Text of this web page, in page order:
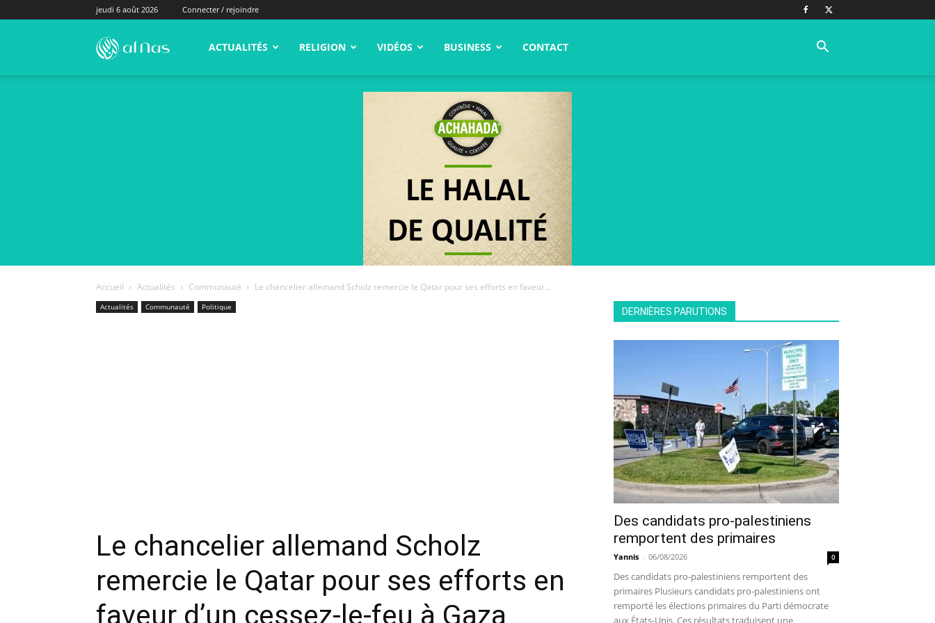
jeudi 6 août 2026 Connecter / rejoindre
alNas.fr ACTUALITÉS RELIGION VIDÉOS BUSINESS CONTACT
Accueil Actualités Communauté Le chancelier allemand Scholz remercie le Qatar pour ses efforts en faveur...
Actualités Communauté Politique
Le chancelier allemand Scholz
remercie le Qatar pour ses efforts en
faveur d’un cessez-le-feu à Gaza
DERNIÈRES PARUTIONS
Des candidats pro-palestiniens
remportent des primaires
Yannis - 06/08/2026 0
Des candidats pro-palestiniens remportent des
primaires Plusieurs candidats pro-palestiniens ont
remporté les élections primaires du Parti démocrate
aux États-Unis. Ces résultats traduisent une